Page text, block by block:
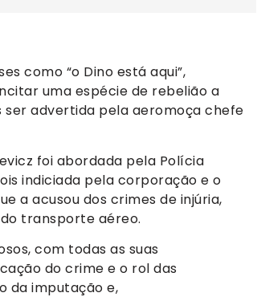
como “o Dino está aqui”,
uma espécie de rebelião a
ser advertida pela aeromoça chefe
foi abordada pela Polícia
indiciada pela corporação e o
a acusou dos crimes de injúria,
transporte aéreo.
com todas as suas
do crime e o rol das
da imputação e,